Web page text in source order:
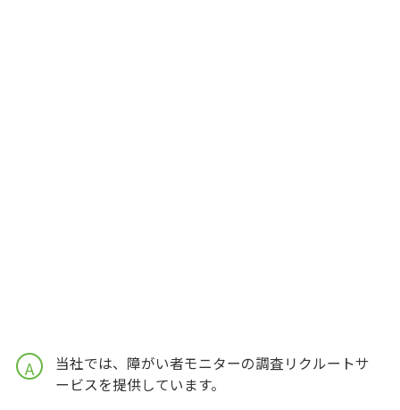
A
当社では、障がい者モニターの調査リクルートサ
ービスを提供しています。